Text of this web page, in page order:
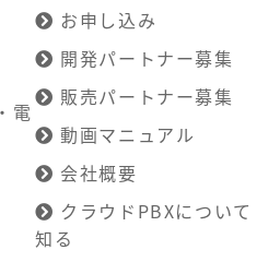
電
お申し込み
開発パートナー募集
販売パートナー募集
動画マニュアル
会社概要
クラウドPBXについて
知る